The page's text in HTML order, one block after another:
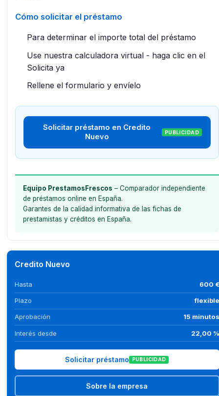
Cómo solicitar el préstamo
Para determinar el importe total del préstamo
Use nuestra calculadora virtual - haga clic en el
Solicita ya
Rellene el formulario y envíelo
Solicitar préstamo en Credito
Nuevo
PUBLICIDAD
Equipo PrestamosFrescos – Comparador independiente
de préstamos online en España.
Garantes de la calidad informativa de las fichas de
prestamistas y créditos en España.
Credito Nuevo
Hasta 600 €
Plazo flexible
Aprobación 15 minutos
Interés desde 22,00 %
Solicitar préstamo PUBLICIDAD
Sobre la empresa